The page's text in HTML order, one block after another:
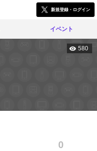
新規登録・ログイン
イベント
580
0